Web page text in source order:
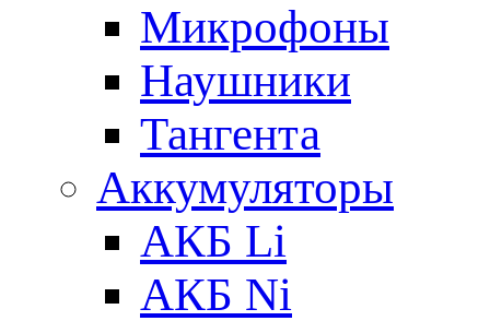
Микрофоны
Наушники
Тангента
Аккумуляторы
АКБ Li
АКБ Ni